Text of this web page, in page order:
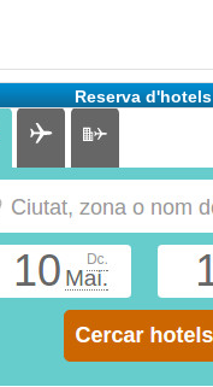
Reserva d'hotels